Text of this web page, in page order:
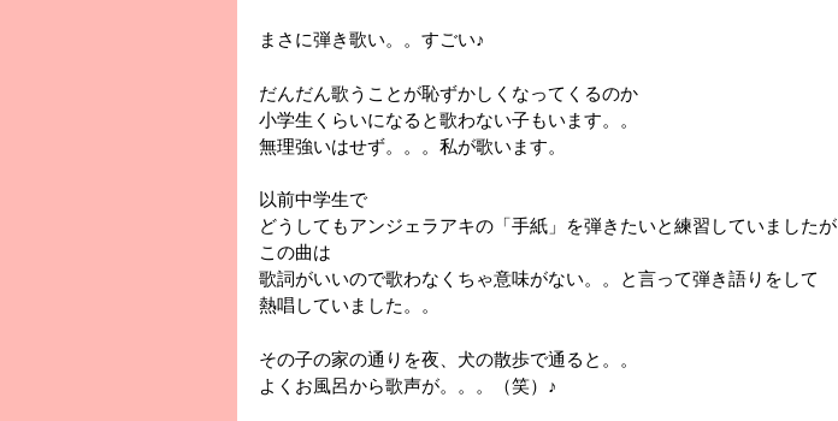
まさに弾き歌い。。すごい♪
だんだん歌うことが恥ずかしくなってくるのか
小学生くらいになると歌わない子もいます。。
無理強いはせず。。。私が歌います。
以前中学生で
どうしてもアンジェラアキの「手紙」を弾きたいと練習していましたが
この曲は
歌詞がいいので歌わなくちゃ意味がない。。と言って弾き語りをして
熱唱していました。。
その子の家の通りを夜、犬の散歩で通ると。。
よくお風呂から歌声が。。。（笑）♪